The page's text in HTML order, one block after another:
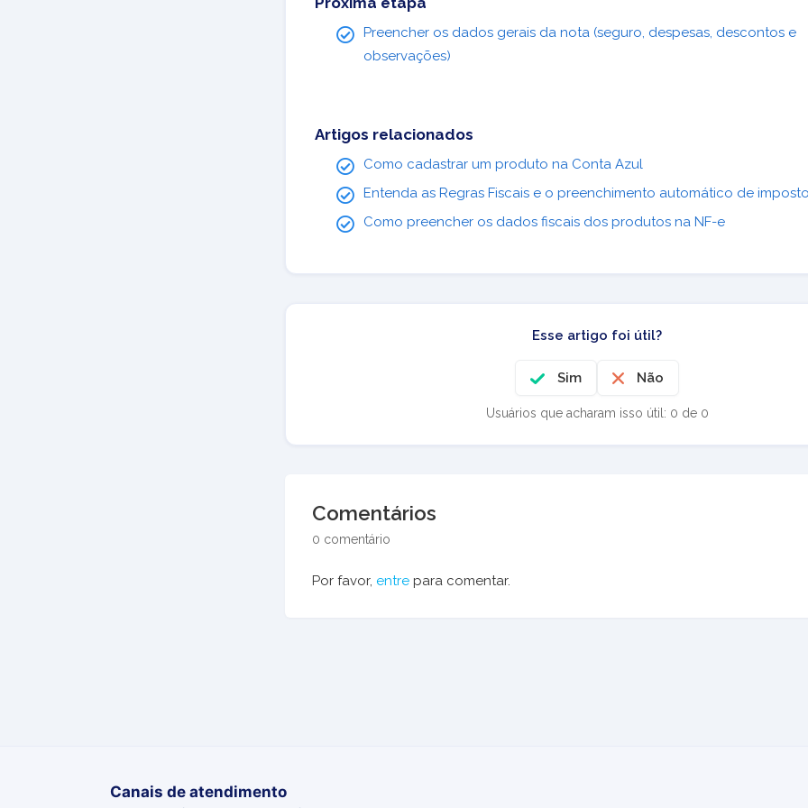
Preencher os dados gerais da nota (seguro, despesas, descontos e
observações)
Artigos relacionados
Como cadastrar um produto na Conta Azul
Entenda as Regras Fiscais e o preenchimento automático de
Como preencher os dados fiscais dos produtos na NF-e
Esse artigo foi útil?
Sim Não
Usuários que acharam isso útil: 0 de 0
Comentários
0 comentário
Por favor, entre para comentar.
Canais de atendimento